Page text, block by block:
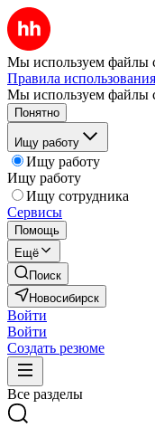
Мы используем файлы
Правила
Мы используем файлы
Понятно
Ищу работу
Ищу работу
Ищу работу
Ищу сотрудника
Сервисы
Помощь
Ещё
Поиск
Новосибирск
Войти
Войти
Создать резюме
Все разделы